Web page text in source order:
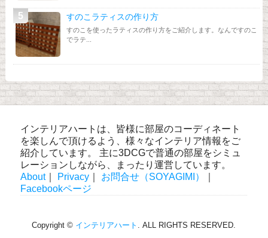
すのこラティスの作り方
すのこを使ったラティスの作り方をご紹介します。なんですのこ
でラテ...
インテリアハートは、皆様に部屋のコーディネート
を楽しんで頂けるよう、様々なインテリア情報をご
紹介しています。 主に3DCGで普通の部屋をシミュ
レーションしながら、まったり運営しています。
About｜ Privacy お問合せ（SOYAGIMI）
Facebookページ
Copyright © インテリアハート . ALL RIGHTS RESERVED.